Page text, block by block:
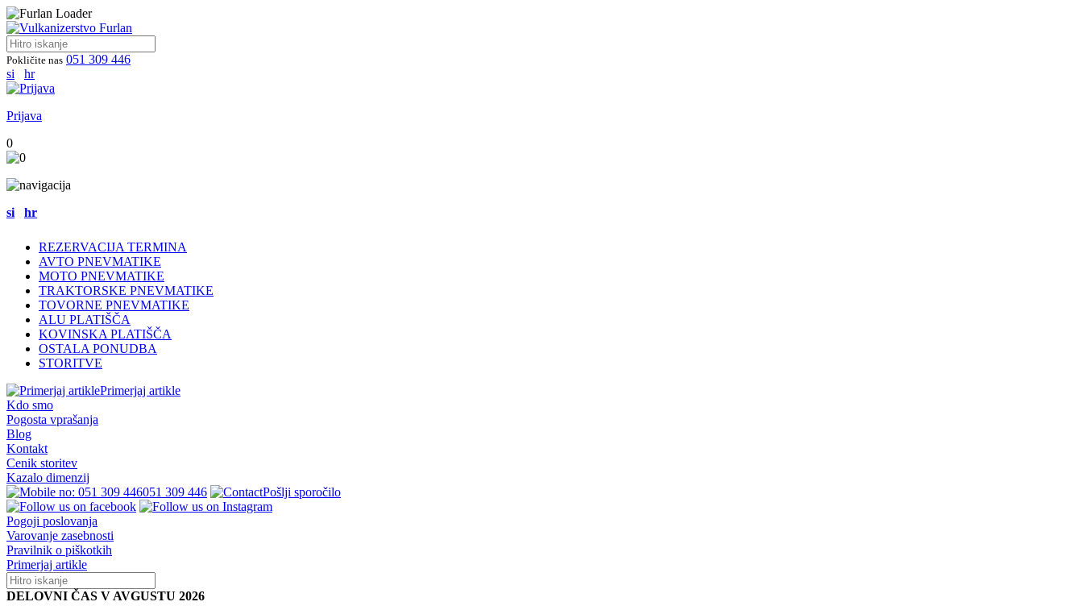
Pokličite nas 051 309 446
si
hr
Prijava
0
si hr
REZERVACIJA TERMINA
AVTO PNEVMATIKE
MOTO PNEVMATIKE
TRAKTORSKE PNEVMATIKE
TOVORNE PNEVMATIKE
ALU PLATIŠČA
KOVINSKA PLATIŠČA
OSTALA PONUDBA
STORITVE
Primerjaj artikle
Kdo smo
Pogosta vprašanja
Blog
Kontakt
Cenik storitev
Kazalo dimenzij
051 309 446
Pošlji sporočilo
Pogoji poslovanja
Varovanje zasebnosti
Pravilnik o piškotkih
Primerjaj artikle
DELOVNI ČAS V AVGUSTU 2026